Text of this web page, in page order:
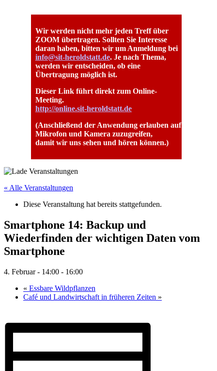
Wir werden nicht mehr jeden Treff über
ZOOM übertragen. Sollten Sie Interesse
daran haben, bitten wir um Anmeldung bei
info@sit-heroldstatt.de. Je nach Thema,
werden wir entscheiden, ob eine
Übertragung möglich ist.
Dieser Link führt direkt zum Online-
Meeting.
http://online.sit-heroldstatt.de
(Anschließend der Anwendung erlauben auf
Mikrofon und Kamera zuzugreifen,
damit wir uns sehen und hören können.)
« Alle Veranstaltungen
Diese Veranstaltung hat bereits stattgefunden.
Smartphone 14: Backup und
Wiederfinden der wichtigen Daten vom
Smartphone
4. Februar - 14:00 - 16:00
« Essbare Wildpflanzen
Café und Landwirtschaft in früheren Zeiten »